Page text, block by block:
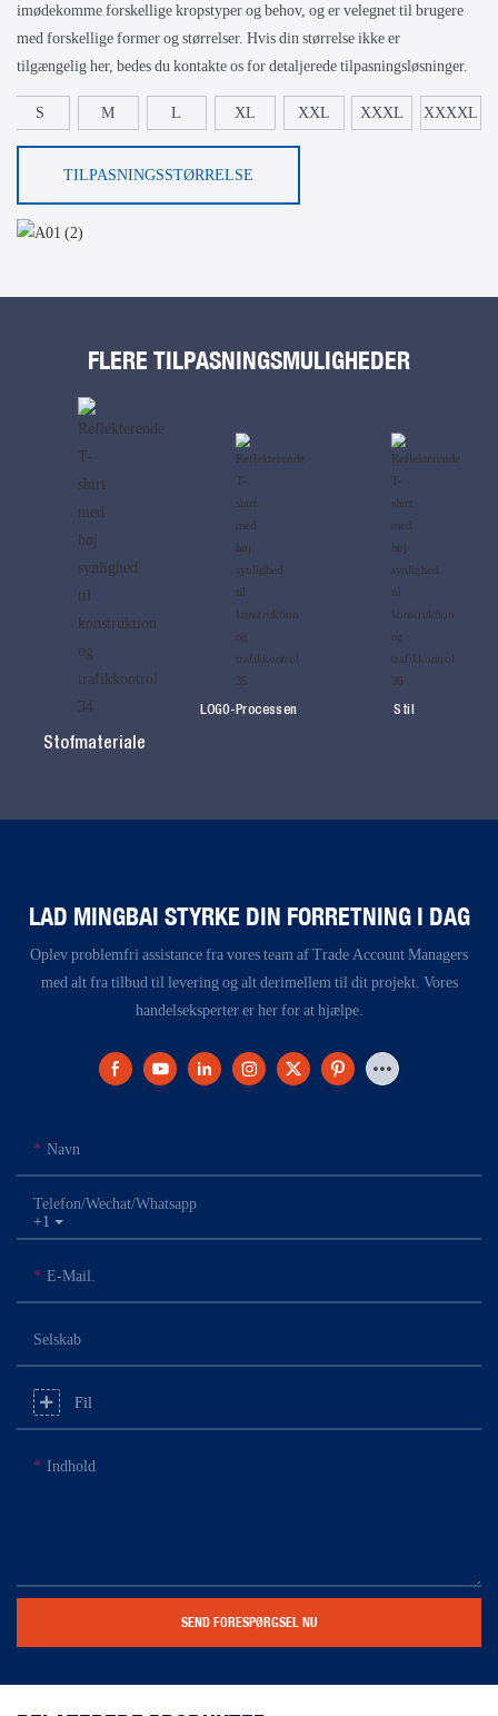
imødekomme forskellige kropstyper og behov, og er velegnet til brugere
med forskellige former og størrelser. Hvis din størrelse ikke er
tilgængelig her, bedes du kontakte os for detaljerede tilpasningsløsninger.
S M L XL XXL XXXL XXXXL
TILPASNINGSSTØRRELSE
FLERE TILPASNINGSMULIGHEDER
Stofmateriale
LOG0-Processen Stil
LAD MINGBAI STYRKE DIN FORRETNING I DAG
Oplev problemfri assistance fra vores team af Trade Account Managers
med alt fra tilbud til levering og alt derimellem til dit projekt. Vores
handelseksperter er her for at hjælpe.
Navn
+1
Telefon/Wechat/Whatsapp
E-Mail.
Selskab
Fil
Indhold
SEND FORESPØRGSEL NU